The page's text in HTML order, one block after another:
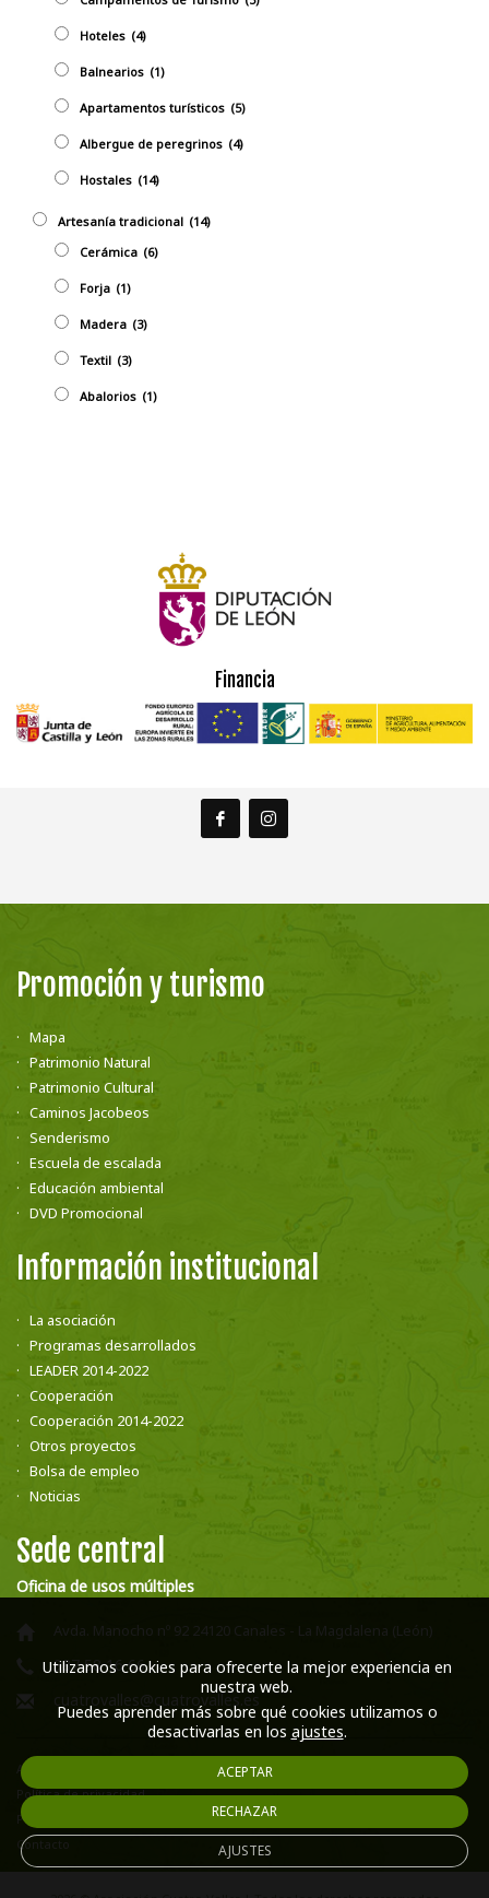
Hoteles (4)
Balnearios (1)
Apartamentos turísticos (5)
Albergue de peregrinos (4)
Hostales (14)
Artesaní­a tradicional (14)
Cerámica (6)
Forja (1)
Madera (3)
Textil (3)
Abalorios (1)
Financia
Promoción y turismo
Mapa
Patrimonio Natural
Patrimonio Cultural
Caminos Jacobeos
Senderismo
Escuela de escalada
Educación ambiental
DVD Promocional
Información institucional
La asociación
Programas desarrollados
LEADER 2014-2022
Cooperación
Cooperación 2014-2022
Otros proyectos
Bolsa de empleo
Noticias
Sede central
Oficina de usos múltiples
Avda. Manocho nº 92 24120 Canales - La Magdalena (León)
987 58 16 66
cuatrovalles@cuatrovalles.es
Aviso legal
Política de privacidad
Política de cookies
Contacto
Utilizamos cookies para ofrecerte la mejor experiencia en
nuestra web.
Puedes aprender más sobre qué cookies utilizamos o
desactivarlas en los ajustes.
ACEPTAR
RECHAZAR
AJUSTES